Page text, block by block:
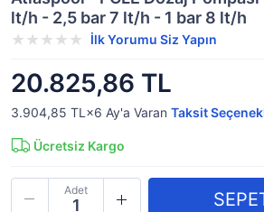
lt/h - 2,5 bar 7 lt/h - 1 bar 8 lt/h
İlk Yorumu Siz Yapın
20.825,86 TL
3.904,85 TL×6 Ay'a Varan Taksit
Ücretsiz Kargo
Adet